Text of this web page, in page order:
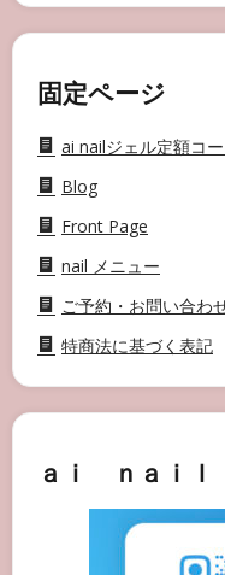
固定ページ
ai nailジェル定額コ
Blog
Front Page
nail メニュー
ご予約・お問い合わ
特商法に基づく表記
ａｉ ｎａｉ